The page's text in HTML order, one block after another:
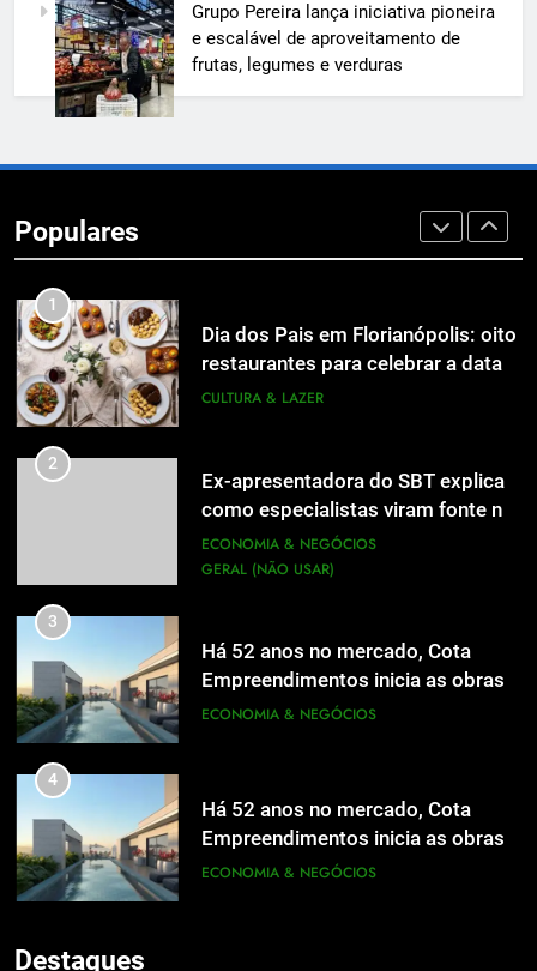
Grupo Pereira lança iniciativa pioneira
e escalável de aproveitamento de
frutas, legumes e verduras
Populares
A 6ª edição do Prêmio ACI OCESC
de Jornalismo está com as
inscrições abertas
A 6ª edição do Prêmio ACI OCESC
de Jornalismo está com as
1
Dia dos Pais em Florianópolis: oito
restaurantes para celebrar a data
em família
CULTURA & LAZER
2
Ex-apresentadora do SBT explica
como especialistas viram fonte na
mídia
ECONOMIA & NEGÓCIOS
GERAL (NÃO USAR)
3
Há 52 anos no mercado, Cota
Empreendimentos inicia as obras
do Cota 365 e apresenta uma nova
ECONOMIA & NEGÓCIOS
4
Há 52 anos no mercado, Cota
Empreendimentos inicia as obras
do Cota 365 e apresenta uma nova
ECONOMIA & NEGÓCIOS
Destaques
5